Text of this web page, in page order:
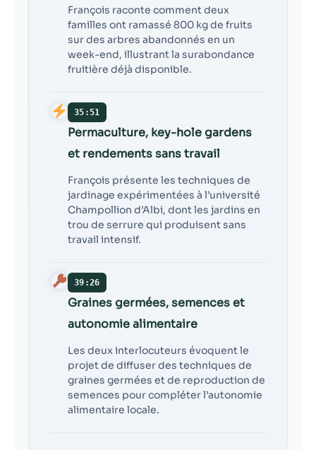
François raconte comment deux
familles ont ramassé 800 kg de fruits
sur des arbres abandonnés en un
week-end, illustrant la surabondance
fruitière déjà disponible.
35:51
Permaculture, key-hole gardens
et rendements sans travail
François présente les techniques de
jardinage expérimentées à l’université
Champollion d’Albi, dont les jardins en
trou de serrure qui produisent sans
travail intensif.
39:26
Graines germées, semences et
autonomie alimentaire
Les deux interlocuteurs évoquent le
projet de diffuser des techniques de
graines germées et de reproduction de
semences pour compléter l’autonomie
alimentaire locale.